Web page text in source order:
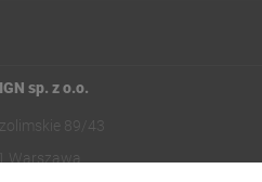
sp. z o.o.
89/43
Warszawa